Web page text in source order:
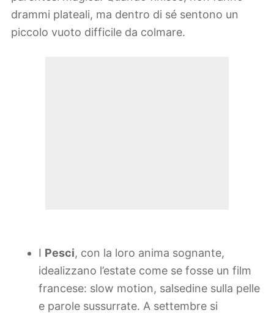
drammi plateali, ma dentro di sé sentono un
piccolo vuoto difficile da colmare.
I Pesci, con la loro anima sognante,
idealizzano l’estate come se fosse un film
francese: slow motion, salsedine sulla pelle
e parole sussurrate. A settembre si